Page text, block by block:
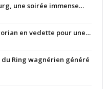
une soirée immense…
en vedette pour une…
Ring wagnérien généré